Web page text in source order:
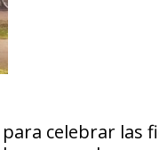
celebrar las